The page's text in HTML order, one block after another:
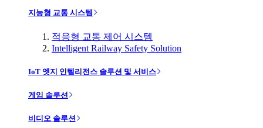
지능형 교통 시스템
적응형 교통 제어 시스템
Intelligent Railway Safety Solution
IoT 엣지 인텔리전스 솔루션 및 서비스
게임 솔루션
비디오 솔루션